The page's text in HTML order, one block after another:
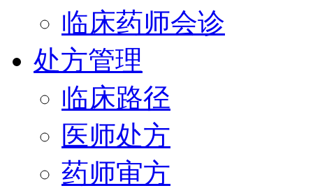
临床药师会诊
处方管理
临床路径
医师处方
药师审方